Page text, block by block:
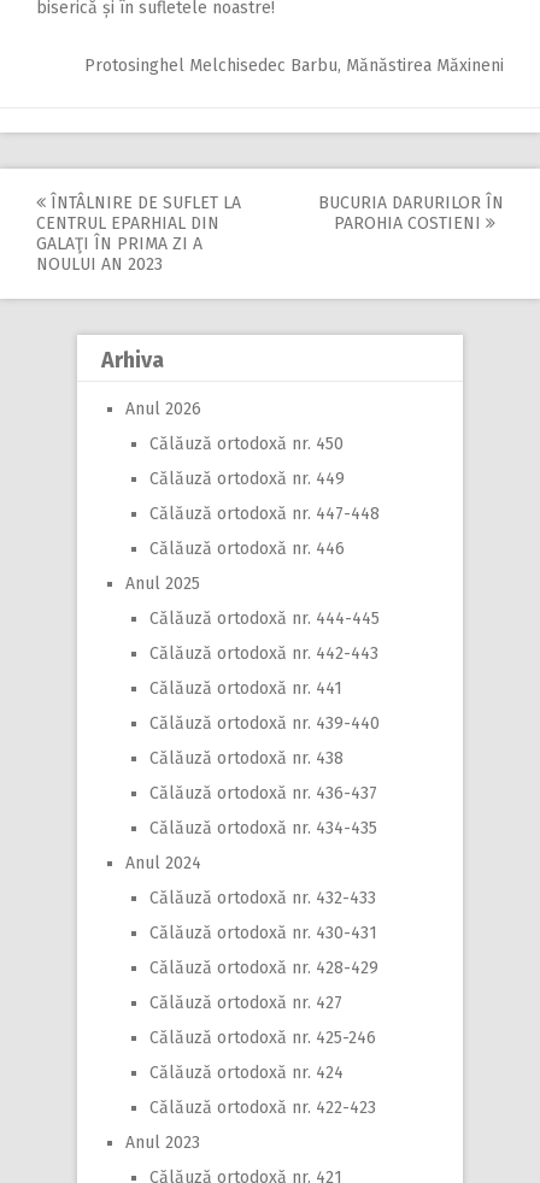
biserică și în sufletele noastre!
Protosinghel Melchisedec Barbu, Mănăstirea Măxineni
Post
navigation
ÎNTÂLNIRE DE SUFLET LA
CENTRUL EPARHIAL DIN
GALAŢI ÎN PRIMA ZI A
NOULUI AN 2023
BUCURIA DARURILOR ÎN
PAROHIA COSTIENI
Arhiva
Anul 2026
Călăuză ortodoxă nr. 450
Călăuză ortodoxă nr. 449
Călăuză ortodoxă nr. 447-448
Călăuză ortodoxă nr. 446
Anul 2025
Călăuză ortodoxă nr. 444-445
Călăuză ortodoxă nr. 442-443
Călăuză ortodoxă nr. 441
Călăuză ortodoxă nr. 439-440
Călăuză ortodoxă nr. 438
Călăuză ortodoxă nr. 436-437
Călăuză ortodoxă nr. 434-435
Anul 2024
Călăuză ortodoxă nr. 432-433
Călăuză ortodoxă nr. 430-431
Călăuză ortodoxă nr. 428-429
Călăuză ortodoxă nr. 427
Călăuză ortodoxă nr. 425-246
Călăuză ortodoxă nr. 424
Călăuză ortodoxă nr. 422-423
Anul 2023
Călăuză ortodoxă nr. 421